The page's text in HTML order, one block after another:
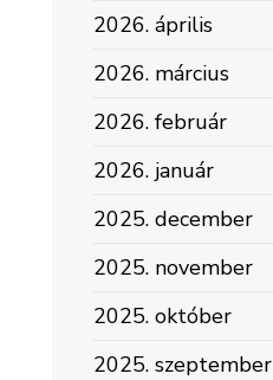
2026. április
2026. március
2026. február
2026. január
2025. december
2025. november
2025. október
2025. szeptember